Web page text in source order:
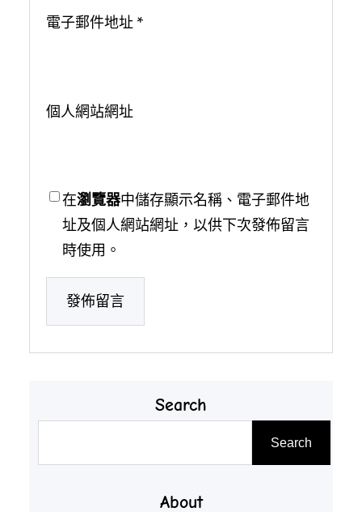
電子郵件地址 *
個人網站網址
在瀏覽器中儲存顯示名稱、電子郵件地
址及個人網站網址，以供下次發佈留言
時使用。
Search
Search
About